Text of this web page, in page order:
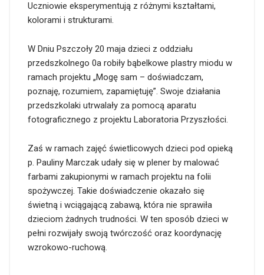
Uczniowie eksperymentują z różnymi kształtami,
kolorami i strukturami.
W Dniu Pszczoły 20 maja dzieci z oddziału
przedszkolnego 0a robiły bąbelkowe plastry miodu w
ramach projektu „Mogę sam – doświadczam,
poznaję, rozumiem, zapamiętuję”. Swoje działania
przedszkolaki utrwalały za pomocą aparatu
fotograficznego z projektu Laboratoria Przyszłości.
Zaś w ramach zajęć świetlicowych dzieci pod opieką
p. Pauliny Marczak udały się w plener by malować
farbami zakupionymi w ramach projektu na folii
spożywczej. Takie doświadczenie okazało się
świetną i wciągającą zabawą, która nie sprawiła
dzieciom żadnych trudności. W ten sposób dzieci w
pełni rozwijały swoją twórczość oraz koordynację
wzrokowo-ruchową.